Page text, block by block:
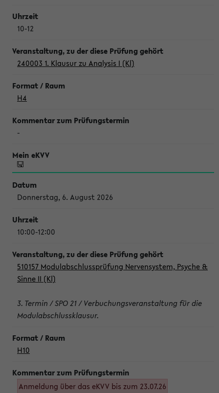
10-12
240003 1. Klausur zu Analysis I (Kl)
H4
-
Donnerstag, 6. August 2026
10:00-12:00
510157 Modulabschlussprüfung Nervensystem, Psyche &
Sinne II (Kl)
3. Termin / SPO 21 / Verbuchungsveranstaltung für die
Modulabschlussklausur.
H10
Anmeldung über das eKVV bis zum 23.07.26